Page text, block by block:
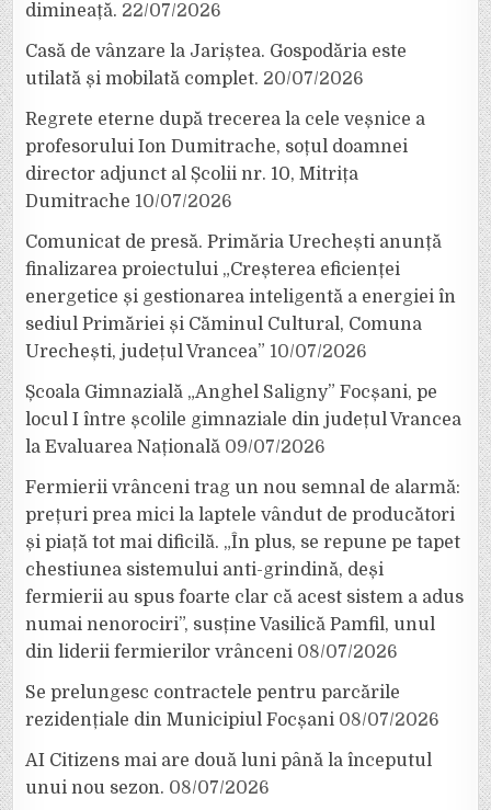
dimineață. 22/07/2026
Casă de vânzare la Jariștea. Gospodăria este
utilată și mobilată complet. 20/07/2026
Regrete eterne după trecerea la cele veșnice a
profesorului Ion Dumitrache, soțul doamnei
director adjunct al Școlii nr. 10, Mitrița
Dumitrache 10/07/2026
Comunicat de presă. Primăria Urechești anunță
finalizarea proiectului „Creșterea eficienței
energetice și gestionarea inteligentă a energiei în
sediul Primăriei și Căminul Cultural, Comuna
Urechești, județul Vrancea” 10/07/2026
Școala Gimnazială „Anghel Saligny” Focșani, pe
locul I între școlile gimnaziale din județul Vrancea
la Evaluarea Națională 09/07/2026
Fermierii vrânceni trag un nou semnal de alarmă:
prețuri prea mici la laptele vândut de producători
și piață tot mai dificilă. „În plus, se repune pe tapet
chestiunea sistemului anti-grindină, deși
fermierii au spus foarte clar că acest sistem a adus
numai nenorociri”, susține Vasilică Pamfil, unul
din liderii fermierilor vrânceni 08/07/2026
Se prelungesc contractele pentru parcările
rezidențiale din Municipiul Focșani 08/07/2026
AI Citizens mai are două luni până la începutul
unui nou sezon. 08/07/2026